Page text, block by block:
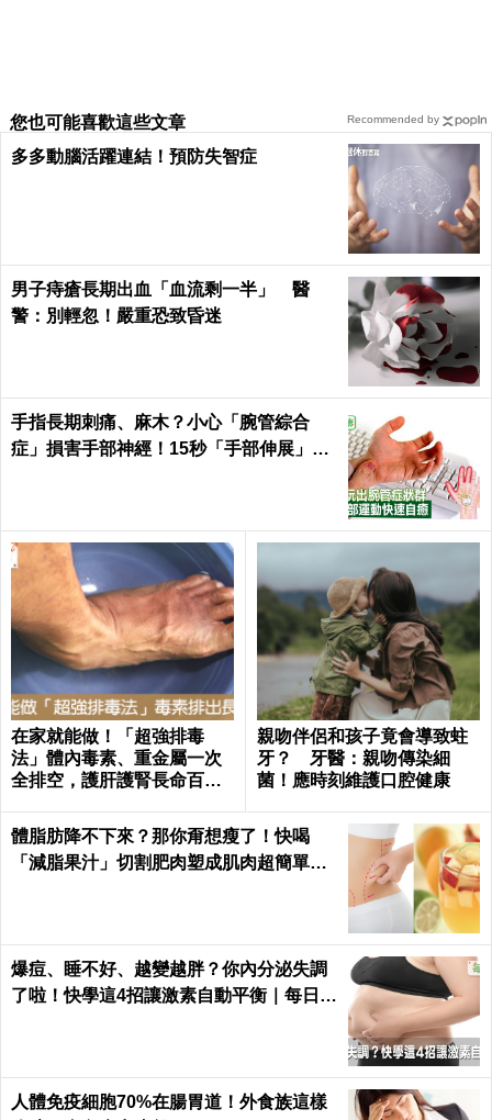
您也可能喜歡這些文章
多多動腦活躍連結！預防失智症
男子痔瘡長期出血「血流剩一半」 醫
警：別輕忽！嚴重恐致昏迷
手指長期刺痛、麻木？小心「腕管綜合
症」損害手部神經！15秒「手部伸展」這
在家就能做！「超強排毒
法」體內毒素、重金屬一次
全排空，護肝護腎長命百歲
親吻伴侶和孩子竟會導致蛀
牙？ 牙醫：親吻傳染細
菌！應時刻維護口腔健康
體脂肪降不下來？那你甭想瘦了！快喝
「減脂果汁」切割肥肉塑成肌肉超簡單｜
爆痘、睡不好、越變越胖？你內分泌失調
了啦！快學這4招讓激素自動平衡｜每日健
人體免疫細胞70%在腸胃道！外食族這樣
Recommended by